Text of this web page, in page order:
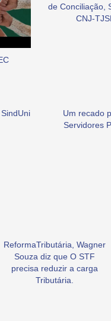
de Conciliação,
CNJ-
SindUni
Um recado
Servidores
ReformaTributária, Wagner
Souza diz que O STF
precisa reduzir a carga
Tributária.